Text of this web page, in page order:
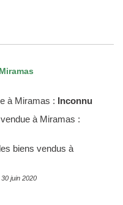
à Miramas : Inconnu
à Miramas :
biens vendus à
juin 2020